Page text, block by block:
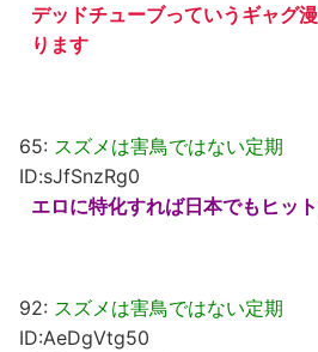
デッドチューブっていうギャグ
ります
65: スズメは害鳥ではない定期
ID:sJfSnzRg0
エロに特化すれば日本でもヒッ
92: スズメは害鳥ではない定期
ID:AeDgVtg50